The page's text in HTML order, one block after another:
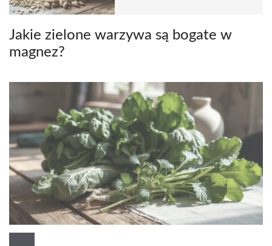
Jakie zielone warzywa są bogate w
magnez?